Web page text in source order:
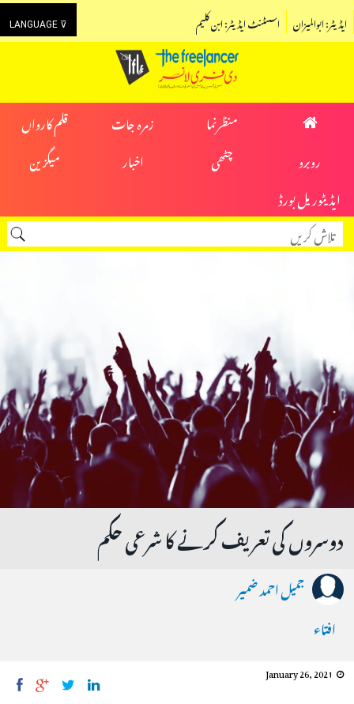
LANGUAGE ⊽ اسسٹنٹ ایڈیٹر: ابن کلیم ایڈیٹر: ابوالمیزان
منظرنما زمرہ جات
قلم کارواں
روبرو
چٹھی اخبار
میگزین
ایڈیٹوریل بورڈ
دوسروں کى تعریف کرنے کا شرعى حکم
جمیل احمد ضمیر
افتاء
January 26, 2021